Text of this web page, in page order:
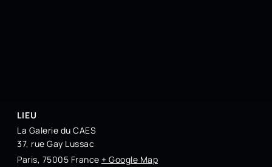
LIEU
La Galerie du CAES
37, rue Gay Lussac
Paris, 75005 France + Google Map